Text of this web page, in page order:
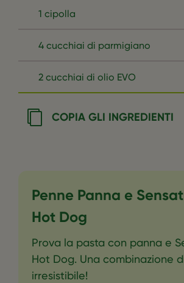
1 cipolla
4 cucchiai di parmigiano
2 cucchiai di olio EVO
COPIA GLI INGREDIENTI
Penne Panna e
Hot Dog
Prova la pasta con panna e
Hot Dog. Una combinazione
irresistibile!